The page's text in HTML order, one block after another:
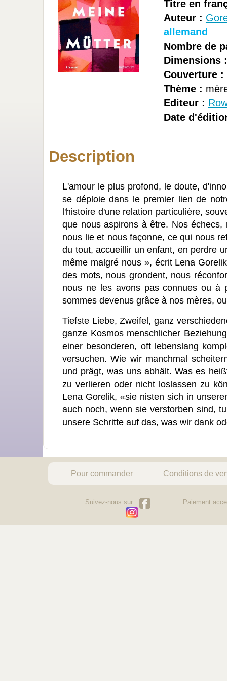
Titre en
Auteur :
allemand
Nombre de
Dimensions :
Couverture :
Thème :
Editeur :
Date
Description
L'amour le plus profond, le doute,
se déploie dans le premier lien de
l'histoire d'une relation particulière,
que nous aspirons à être. Nos
nous lie et nous façonne, ce qui nous
du tout, accueillir un enfant, en perdre
même malgré nous », écrit Lena
des mots, nous grondent, nous
nous ne les avons pas connues ou à
sommes devenus grâce à nos mères,
Tiefste Liebe, Zweifel, ganz
ganze Kosmos menschlicher
einer besonderen, oft lebenslang
versuchen. Wie wir manchmal
und prägt, was uns abhält. Was es
zu verlieren oder nicht loslassen zu
Lena Gorelik, «sie nisten sich in
auch noch, wenn sie verstorben sind,
unsere Schritte auf das, was wir dank
Pour commander Conditions de
Suivez-nous sur : Paiement